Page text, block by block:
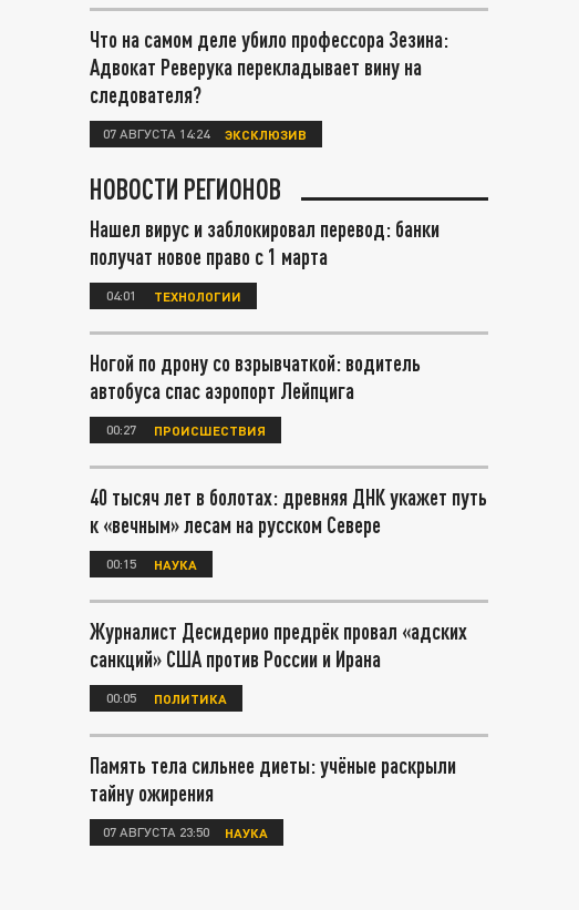
Что на самом деле убило профессора Зезина:
Адвокат Реверука перекладывает вину на
следователя?
07 АВГУСТА 14:24 ЭКСКЛЮЗИВ
НОВОСТИ РЕГИОНОВ
Нашел вирус и заблокировал перевод: банки
получат новое право с 1 марта
04:01 ТЕХНОЛОГИИ
Ногой по дрону со взрывчаткой: водитель
автобуса спас аэропорт Лейпцига
00:27 ПРОИСШЕСТВИЯ
40 тысяч лет в болотах: древняя ДНК укажет путь
к «вечным» лесам на русском Севере
00:15 НАУКА
Журналист Десидерио предрёк провал «адских
санкций» США против России и Ирана
00:05 ПОЛИТИКА
Память тела сильнее диеты: учёные раскрыли
тайну ожирения
07 АВГУСТА 23:50 НАУКА